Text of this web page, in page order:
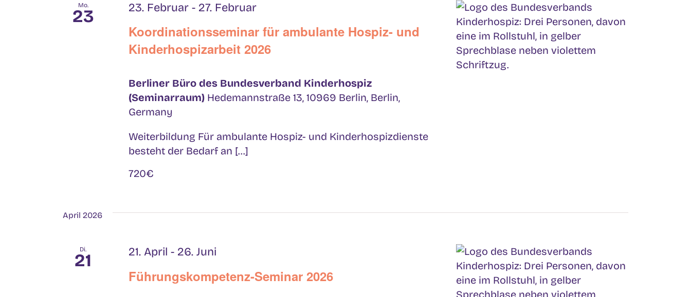
Mo.
23
Koordinationsseminar für ambulante Hospiz- und
Kinderhospizarbeit 2026
23. Februar- 27. Februar
Berliner Büro des Bundesverband Kinderhospiz
(Seminarraum) Hedemannstraße 13, 10969 Berlin, Berlin,
Germany
Weiterbildung Für ambulante Hospiz- und Kinderhospizdienste
besteht der Bedarf an [...]
720€
April 2026
Di.
21
Führungskompetenz-Seminar 2026
21. April - 26. Juni